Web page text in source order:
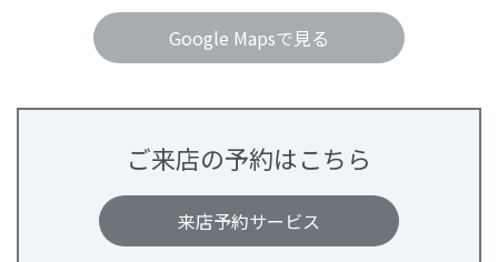
Google Mapsで見る
ご来店の予約はこちら
来店予約サービス